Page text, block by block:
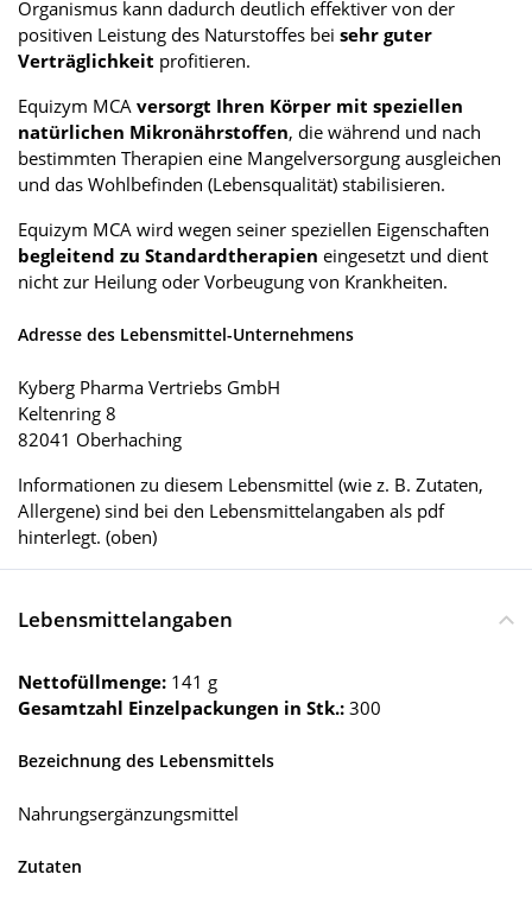
Organismus kann dadurch deutlich effektiver von der
positiven Leistung des Naturstoffes bei sehr guter
Verträglichkeit profitieren.
Equizym MCA versorgt Ihren Körper mit speziellen
natürlichen Mikronährstoffen, die während und nach
bestimmten Therapien eine Mangelversorgung ausgleichen
und das Wohlbefinden (Lebensqualität) stabilisieren.
Equizym MCA wird wegen seiner speziellen Eigenschaften
begleitend zu Standardtherapien eingesetzt und dient
nicht zur Heilung oder Vorbeugung von Krankheiten.
Adresse des Lebensmittel-Unternehmens
Kyberg Pharma Vertriebs GmbH
Keltenring 8
82041 Oberhaching
Informationen zu diesem Lebensmittel (wie z. B. Zutaten,
Allergene) sind bei den Lebensmittelangaben als pdf
hinterlegt. (oben)
Lebensmittelangaben
Nettofüllmenge: 141 g
Gesamtzahl Einzelpackungen in Stk.: 300
Bezeichnung des Lebensmittels
Nahrungsergänzungsmittel
Zutaten